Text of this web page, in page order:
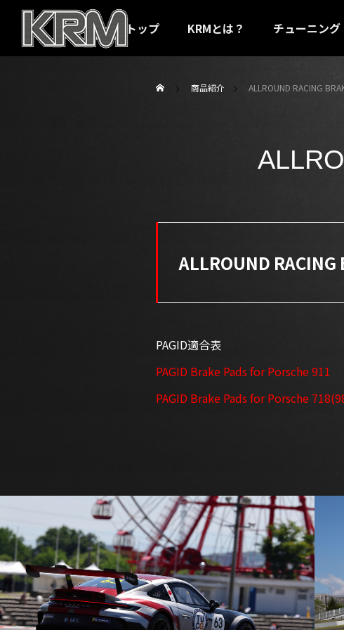
トップ KRMとは？ チューニン
商品紹介 ALLROUND RACING
ALLROUND RACING
PAGID適合表
PAGID Brake Pads for Porsche 911
PAGID Brake Pads for Porsche